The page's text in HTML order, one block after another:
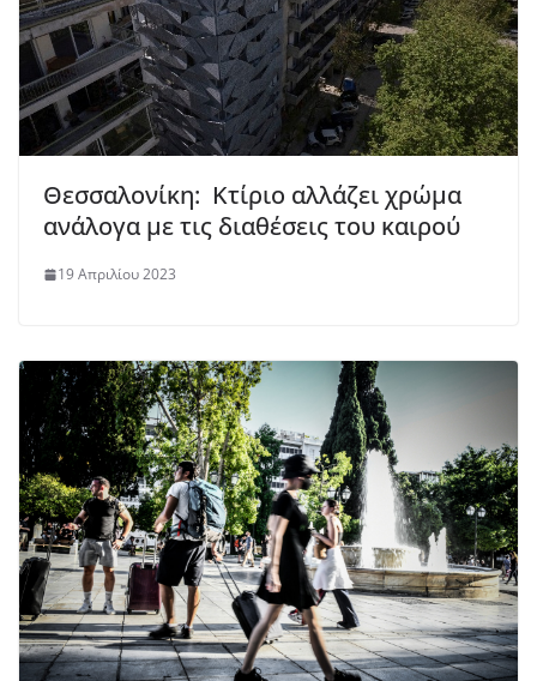
Θεσσαλονίκη: Κτίριο αλλάζει χρώμα
ανάλογα με τις διαθέσεις του καιρού
19 Απριλίου 2023